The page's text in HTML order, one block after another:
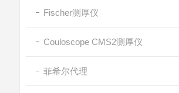
Fischer测厚仪
Couloscope CMS2测厚仪
菲希尔代理